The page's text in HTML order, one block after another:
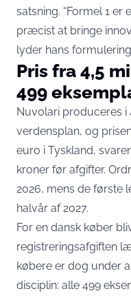
satsning. “Formel 1
præcist at bringe
lyder hans
Pris fra 4,5
499
Nuvolari produceres i
verdensplan, og
euro i Tyskland,
kroner før afgifter.
2026, mens de første
halvår af 2027.
For en dansk køber
registreringsafgiften
købere er dog under
disciplin: alle 499